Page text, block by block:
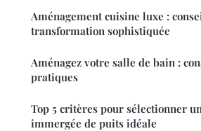
Aménagement cuisine luxe :
transformation sophistiquée
Aménagez votre salle de bain :
pratiques
Top 5 critères pour sélectionner
immergée de puits idéale